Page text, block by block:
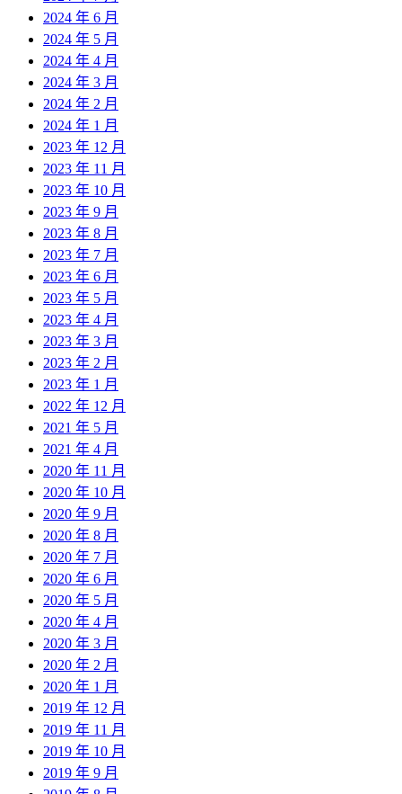
2024 年 6 月
2024 年 5 月
2024 年 4 月
2024 年 3 月
2024 年 2 月
2024 年 1 月
2023 年 12 月
2023 年 11 月
2023 年 10 月
2023 年 9 月
2023 年 8 月
2023 年 7 月
2023 年 6 月
2023 年 5 月
2023 年 4 月
2023 年 3 月
2023 年 2 月
2023 年 1 月
2022 年 12 月
2021 年 5 月
2021 年 4 月
2020 年 11 月
2020 年 10 月
2020 年 9 月
2020 年 8 月
2020 年 7 月
2020 年 6 月
2020 年 5 月
2020 年 4 月
2020 年 3 月
2020 年 2 月
2020 年 1 月
2019 年 12 月
2019 年 11 月
2019 年 10 月
2019 年 9 月